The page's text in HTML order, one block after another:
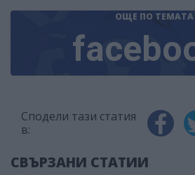
ОЩЕ ПО ТЕМАТА
Сподели тази статия
в:
СВЪРЗАНИ СТАТИИ